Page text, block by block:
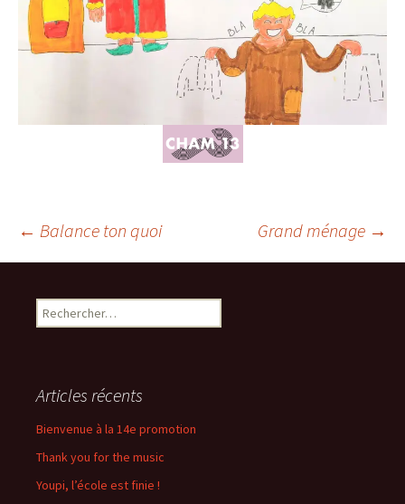
Navigation
des
← Balance ton quoi Grand ménage →
Rechercher :
Articles récents
Bienvenue à la 14e promotion
Thank you for the music
Youpi, l’école est finie !